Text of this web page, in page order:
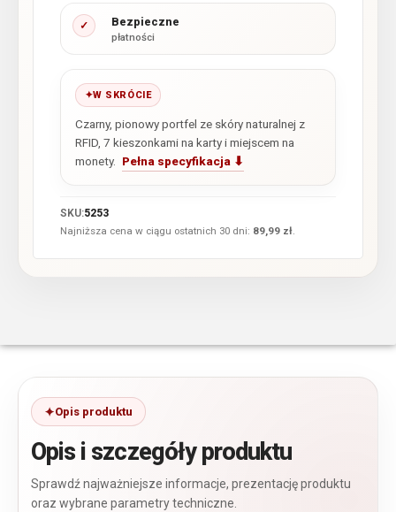
✓ Bezpieczne
płatności
W SKRÓCIE
Czarny, pionowy portfel ze skóry naturalnej z
RFID, 7 kieszonkami na karty i miejscem na
monety. Pełna specyfikacja ⬇
SKU:5253
Najniższa cena w ciągu ostatnich 30 dni: 89,99 zł.
Opis produktu
Opis i szczegóły produktu
Sprawdź najważniejsze informacje, prezentację produktu
oraz wybrane parametry techniczne.